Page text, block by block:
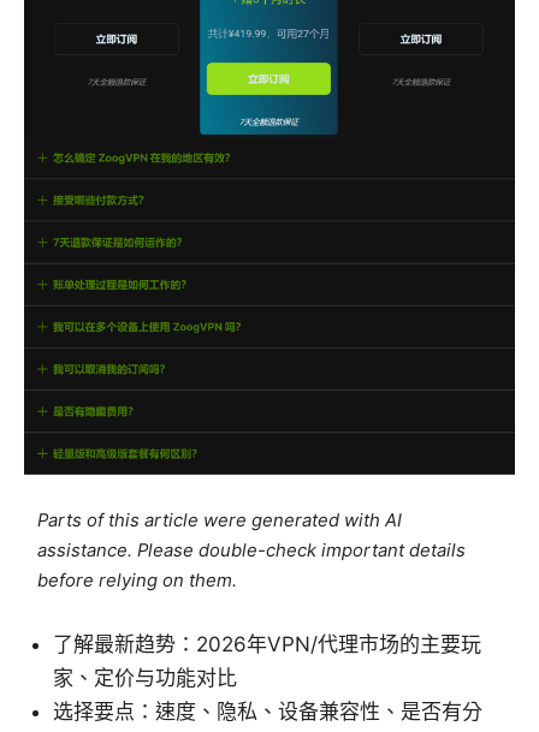
Parts of this article were generated with AI
assistance. Please double-check important details
before relying on them.
了解最新趋势：2026年VPN/代理市场的主要玩
家、定价与功能对比
选择要点：速度、隐私、设备兼容性、是否有分